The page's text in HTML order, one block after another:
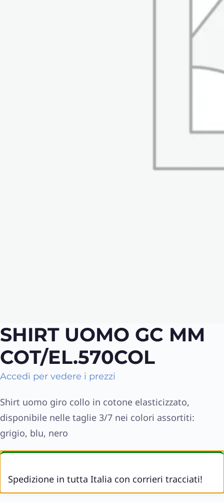
SHIRT UOMO GC MM
COT/EL.570COL
Accedi per vedere i prezzi
Shirt uomo giro collo in cotone elasticizzato,
disponibile nelle taglie 3/7 nei colori assortiti:
grigio, blu, nero
Spedizione in tutta Italia con corrieri tracciati!